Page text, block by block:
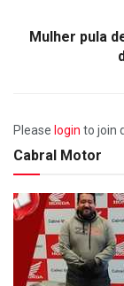
Mulher pula
Please login to join
Cabral Motor